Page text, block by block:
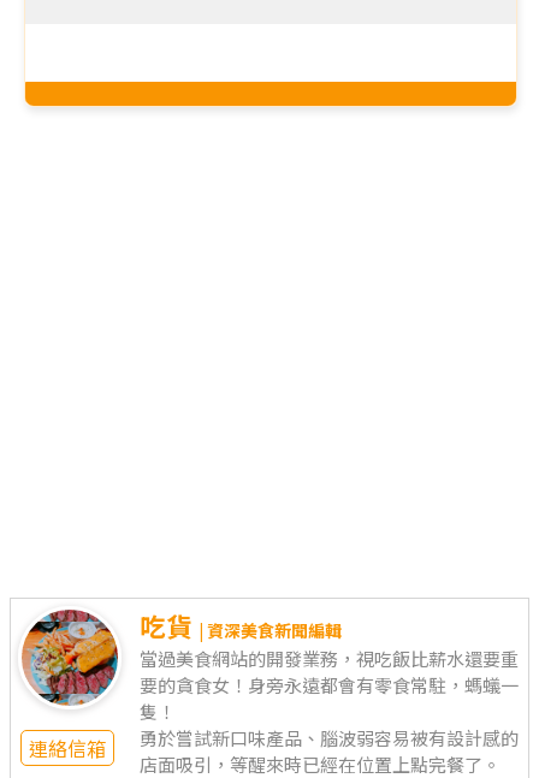
連絡信箱
吃貨 | 資深美食新聞編輯
當過美食網站的開發業務，視吃飯比薪水還要重
要的貪食女！身旁永遠都會有零食常駐，螞蟻一
隻！
勇於嘗試新口味產品、腦波弱容易被有設計感的
店面吸引，等醒來時已經在位置上點完餐了。